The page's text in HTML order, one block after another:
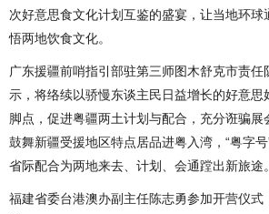
次好意思食文化计划互鉴的盛宴，让当地环
悟两地饮食文化。
广东援疆前哨指引部驻第三师图木舒克市责任
示，将络续以骄慢东谈主民日益增长的好意思
脚点，促进粤疆两土计划与配合，充分诳骗展
鼓舞新疆受援地区特点居品进粤入湾，“粤字
省际配合为两地来去、计划、会通蹚出新旅途。
福建省委台港澳办副主任陈志勇参加开营仪式